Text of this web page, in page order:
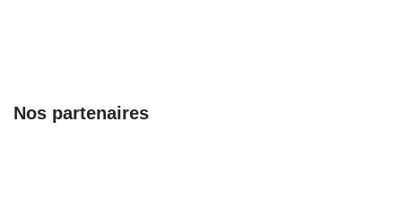
Nos partenaires